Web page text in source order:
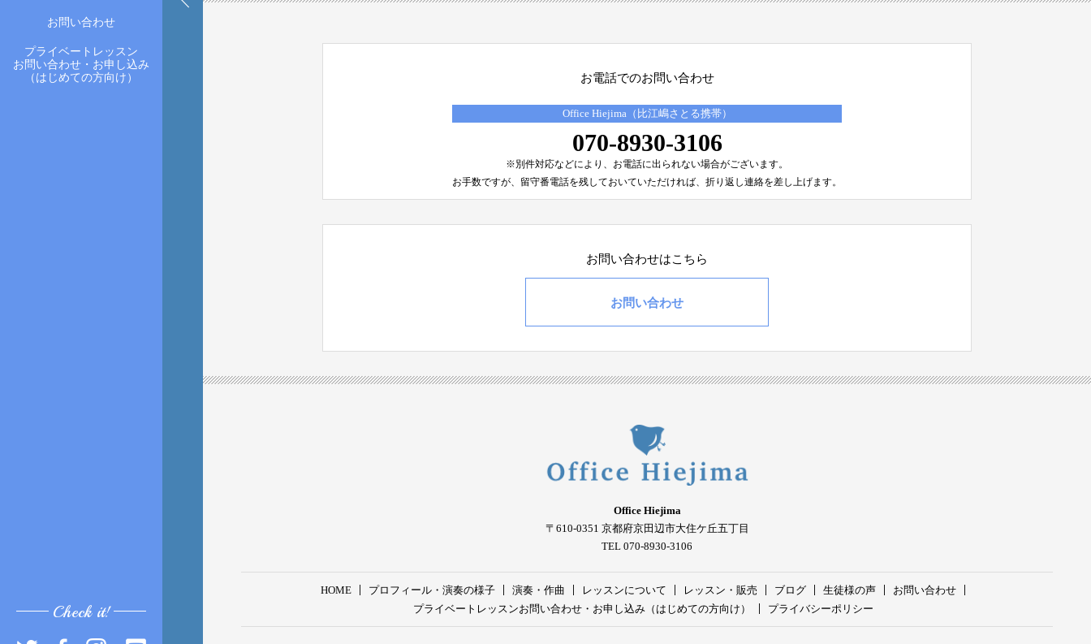
お問い合わせ
プライベートレッスン
お問い合わせ・お申し込み
（はじめての方向け）
Check it!
お電話でのお問い合わせ
Office Hiejima（比江嶋さとる携帯）
070-8930-3106
※別件対応などにより、 お電話に出られない場合がございます。
お手数ですが、留守番電話を残しておいていただければ、 折り返し連絡を差し上げます。
お問い合わせはこちら
お問い合わせ
Office Hiejima
〒610-0351 京都府京田辺市大住ケ丘五丁目
TEL 070-8930-3106
HOME プロフィール・演奏の様子 演奏・作曲 レッスンについて レッスン・販売 ブログ 生徒様の声
お問い合わせ
プライベートレッスンお問い合わせ・お申し込み（はじめての方向け）
プライバシーポリシー